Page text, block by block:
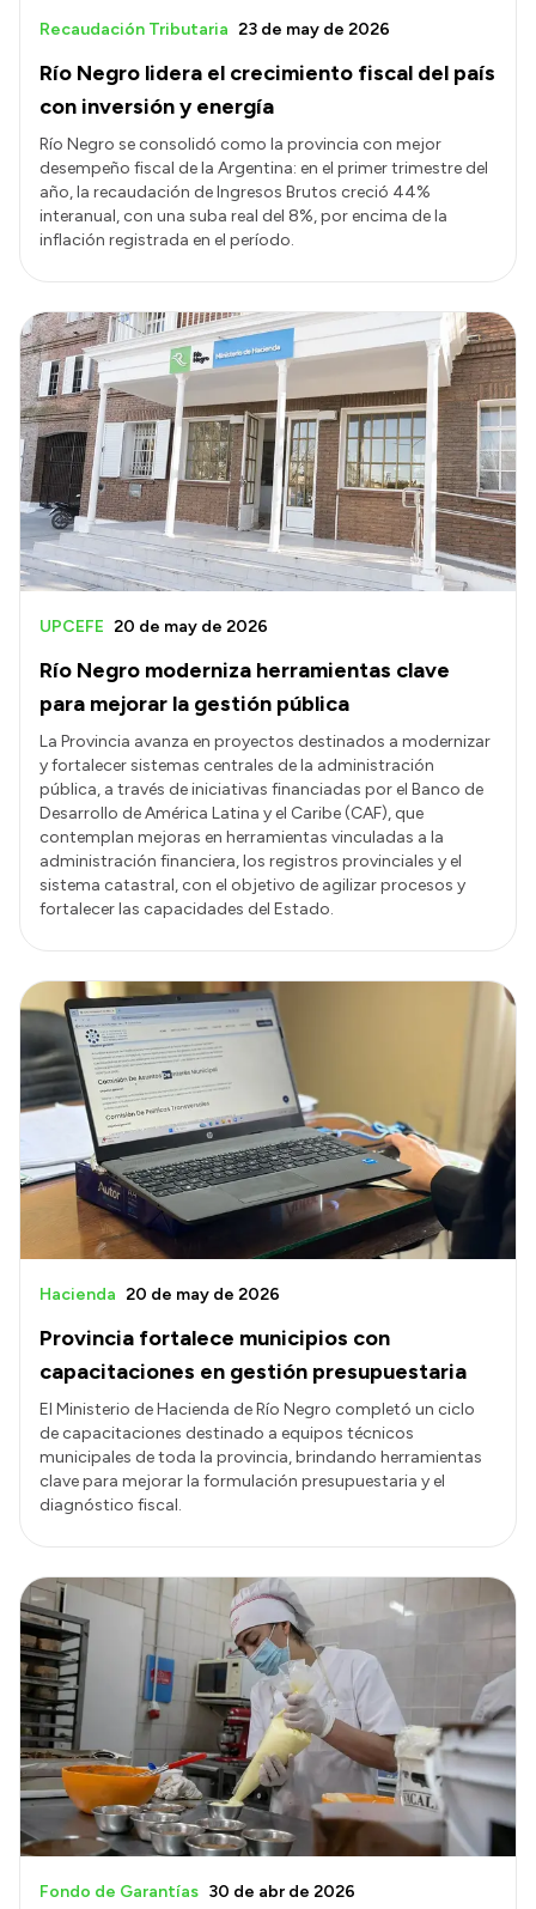
Río Negro lidera el crecimiento fiscal del país
con inversión y energía
Recaudación Tributaria 23 de may de 2026
Río Negro se consolidó como la provincia con mejor
desempeño fiscal de la Argentina: en el primer trimestre del
año, la recaudación de Ingresos Brutos creció 44%
interanual, con una suba real del 8%, por encima de la
inflación registrada en el período.
Río Negro moderniza herramientas clave
para mejorar la gestión pública
UPCEFE 20 de may de 2026
La Provincia avanza en proyectos destinados a modernizar
y fortalecer sistemas centrales de la administración
pública, a través de iniciativas financiadas por el Banco de
Desarrollo de América Latina y el Caribe (CAF), que
contemplan mejoras en herramientas vinculadas a la
administración financiera, los registros provinciales y el
sistema catastral, con el objetivo de agilizar procesos y
fortalecer las capacidades del Estado.
Provincia fortalece municipios con
capacitaciones en gestión presupuestaria
Hacienda 20 de may de 2026
El Ministerio de Hacienda de Río Negro completó un ciclo
de capacitaciones destinado a equipos técnicos
municipales de toda la provincia, brindando herramientas
clave para mejorar la formulación presupuestaria y el
diagnóstico fiscal.
Fondo de Garantías 30 de abr de 2026